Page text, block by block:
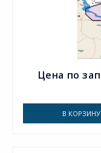
Цена по
В КОРЗИНУ